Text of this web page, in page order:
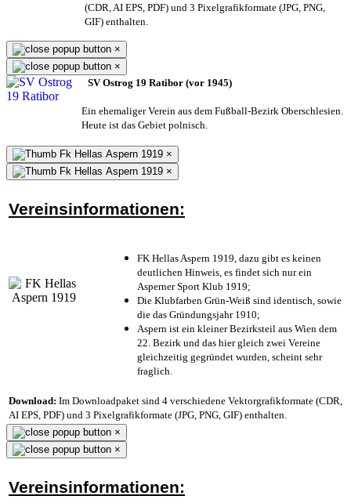
(CDR, AI EPS, PDF) und 3 Pixelgrafikformate (JPG, PNG,
GIF) enthalten.
×
×
SV Ostrog 19 Ratibor (vor 1945)
Ein ehemaliger Verein aus dem Fußball-Bezirk Oberschlesien.
Heute ist das Gebiet polnisch.
×
×
Vereinsinformationen:
FK Hellas Aspern 1919, dazu gibt es keinen
deutlichen Hinweis, es findet sich nur ein
Asperner Sport Klub 1919;
Die Klubfarben Grün-Weiß sind identisch, sowie
die das Gründungsjahr 1910;
Aspern ist ein kleiner Bezirksteil aus Wien dem
22. Bezirk und das hier gleich zwei Vereine
gleichzeitig gegründet wurden, scheint sehr
fraglich.
Download: Im Downloadpaket sind 4 verschiedene Vektorgrafikformate (CDR,
AI EPS, PDF) und 3 Pixelgrafikformate (JPG, PNG, GIF) enthalten.
×
×
Vereinsinformationen: